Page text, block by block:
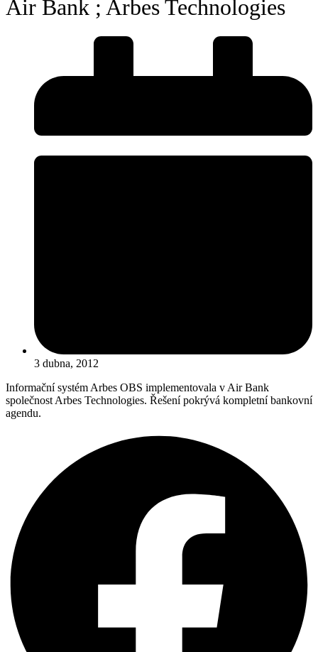
Air Bank ; Arbes Technologies
3 dubna, 2012
Informační systém Arbes OBS implementovala v Air Bank
společnost Arbes Technologies. Řešení pokrývá kompletní bankovní
agendu.